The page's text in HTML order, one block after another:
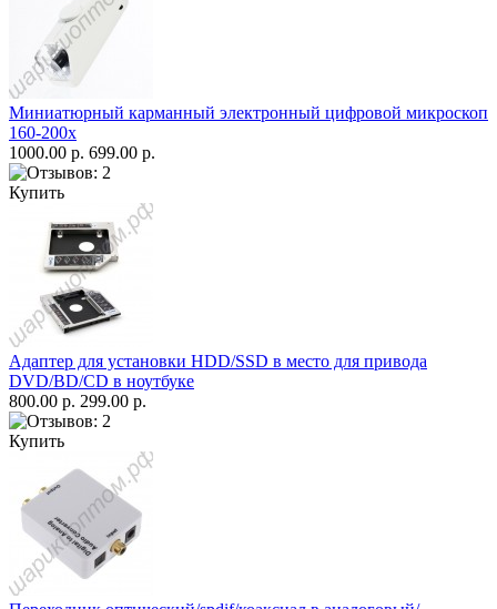
Миниатюрный карманный электронный цифровой микроскоп
160-200x
1000.00 р. 699.00 р.
Купить
Адаптер для установки HDD/SSD в место для привода
DVD/BD/CD в ноутбуке
800.00 р. 299.00 р.
Купить